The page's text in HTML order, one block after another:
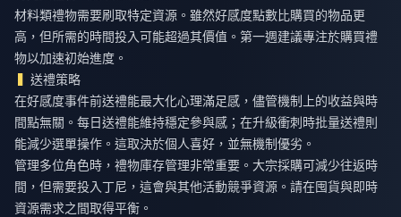
材料類禮物需要刷取特定資源。雖然好感度點數比購買的物品更
高，但所需的時間投入可能超過其價值。第一週建議專注於購買禮
物以加速初始進度。
送禮策略
在好感度事件前送禮能最大化心理滿足感，儘管機制上的收益與時
間點無關。每日送禮能維持穩定參與感；在升級衝刺時批量送禮則
能減少選單操作。這取決於個人喜好，並無機制優劣。
管理多位角色時，禮物庫存管理非常重要。大宗採購可減少往返時
間，但需要投入丁尼，這會與其他活動競爭資源。請在囤貨與即時
資源需求之間取得平衡。